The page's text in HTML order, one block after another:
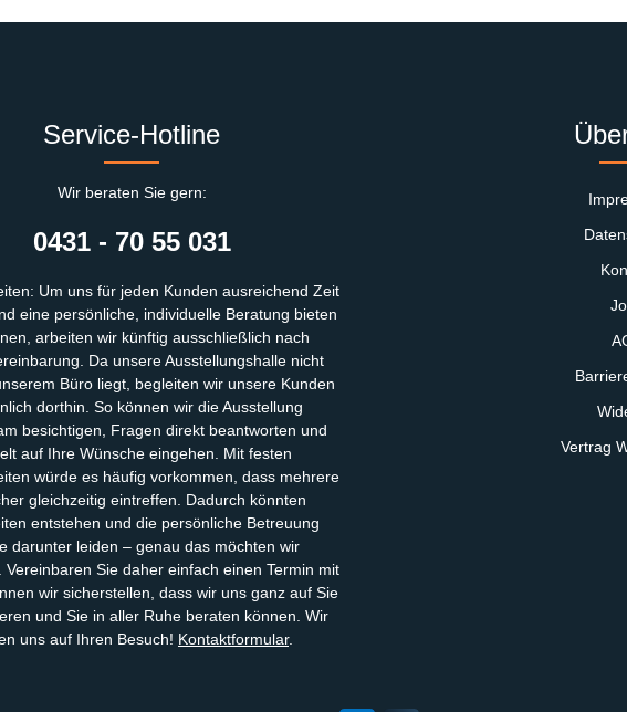
Service-Hotline
Wir beraten Sie gern:
0431 - 70 55 031
Um uns für jeden Kunden ausreichend Zeit
eine persönliche, individuelle Beratung bieten
arbeiten wir künftig ausschließlich nach
Da unsere Ausstellungshalle nicht
Büro liegt, begleiten wir unsere Kunden
dorthin. So können wir die Ausstellung
besichtigen, Fragen direkt beantworten und
auf Ihre Wünsche eingehen. Mit festen
würde es häufig vorkommen, dass mehrere
gleichzeitig eintreffen. Dadurch könnten
entstehen und die persönliche Betreuung
darunter leiden – genau das möchten wir
Vereinbaren Sie daher einfach einen Termin mit
wir sicherstellen, dass wir uns ganz auf Sie
und Sie in aller Ruhe beraten können. Wir
uns auf Ihren Besuch! Kontaktformular.
Vertrag